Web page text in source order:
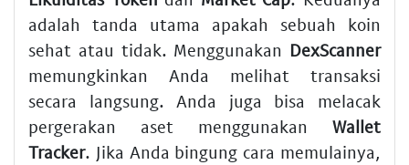
adalah tanda utama apakah sebuah koin
sehat atau tidak. Menggunakan DexScanner
memungkinkan Anda melihat transaksi
secara langsung. Anda juga bisa melacak
pergerakan aset menggunakan Wallet
Tracker. Jika Anda bingung cara memulainya,